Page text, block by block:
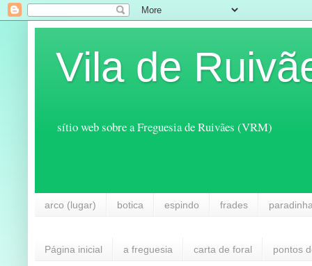
Vila de
sítio web sobre a Freguesia de Ruivães (VRM)
arco (lugar) botica espindo frades
Página inicial a freguesia carta de foral pontos